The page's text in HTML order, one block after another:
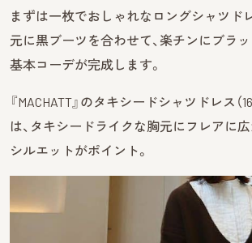
まずは一枚でおしゃれなロングシャツド
元に黒ブーツを合わせて、楽チンにブラ
基本コーデが完成します。
『MACHATT』のタキシードシャツドレス（
は、タキシードライクな胸元にフレアに
シルエットがポイント。